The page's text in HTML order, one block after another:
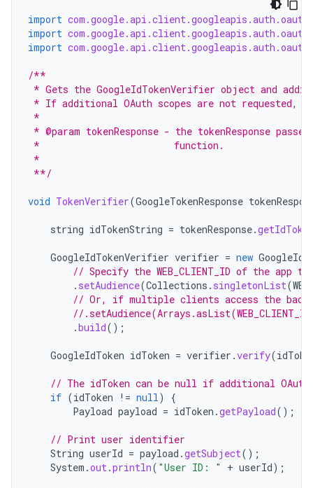
import
import
import
/**
* Gets the GoogleIdTokenVerifier object and
* If additional OAuth scopes are not requested,
*
* @param tokenResponse - the tokenResponse
*                        function.
*
**/
void TokenVerifier(GoogleTokenResponse
string idTokenString = tokenResponse.
GoogleIdTokenVerifier verifier = new
// Specify the WEB_CLIENT_ID of the app
. setAudience(Collections . singletonList(
// Or, if multiple clients access the
//
.build();
GoogleIdToken idToken = verifier .verify(
// The idToken can be null if additional OAuth
if (idToken != null)
{
Payload payload = idToken .getPayload();
// Print user identifier
String userId = payload .getSubject();
System .out.println( "User ID: " + userId);